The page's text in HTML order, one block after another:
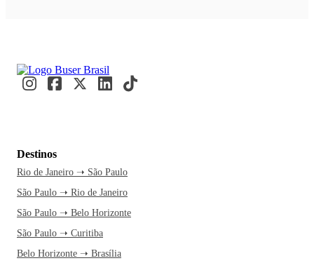
Destinos
Rio de Janeiro ➝ São Paulo
São Paulo ➝ Rio de Janeiro
São Paulo ➝ Belo Horizonte
São Paulo ➝ Curitiba
Belo Horizonte ➝ Brasília